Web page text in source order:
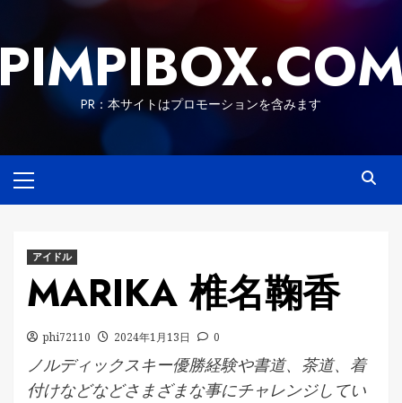
content
PR：本サイトはプロモーションを含みます
Menu
アイドル
MARIKA 椎名鞠香
phi72110 2024年1月13日 0
ノルディックスキー優勝経験や書道、茶道、着
付けなどなどさまざまな事にチャレンジしてい